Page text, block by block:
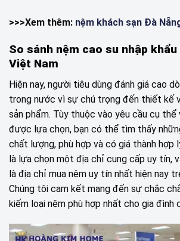
>>>Xem thêm: nệm khách sạn Đà
So sánh nệm cao su nhập
Việt Nam
Hiện nay, người tiêu dùng đánh giá cao
trong nước vì sự chú trọng đến thiết kế
sản phẩm. Tùy thuộc vào yêu cầu cụ thể
được lựa chọn, bạn có thể tìm thấy
chất lượng, phù hợp và có giá thành hợp
là lựa chọn một địa chỉ cung cấp uy tín,
là địa chỉ mua nệm uy tín nhất hiện nay
Chúng tôi cam kết mang đến sự chắc
kiếm loại nệm phù hợp nhất cho gia đình